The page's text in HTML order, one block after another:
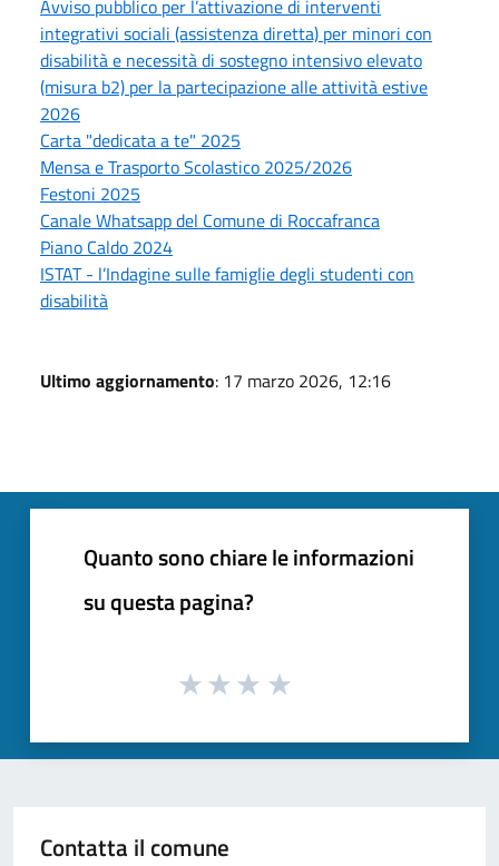
Avviso pubblico per l’attivazione di interventi
integrativi sociali (assistenza diretta) per minori con
disabilità e necessità di sostegno intensivo elevato
(misura b2) per la partecipazione alle attività estive
2026
Carta "dedicata a te" 2025
Mensa e Trasporto Scolastico 2025/2026
Festoni 2025
Canale Whatsapp del Comune di Roccafranca
Piano Caldo 2024
ISTAT - l’Indagine sulle famiglie degli studenti con
disabilità
Ultimo aggiornamento: 17 marzo 2026, 12:16
Quanto sono chiare le informazioni
su questa pagina?
Contatta il comune